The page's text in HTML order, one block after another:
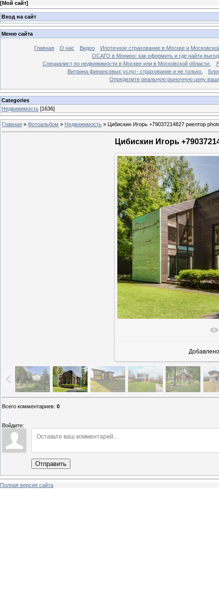
[Мой сайт]
Вход на сайт
Меню сайта
Главная О нас Видео
Ипотечное страхование в Москве и
ОСАГО в Монино: как оформить и где найти
Специалист по недвижимости в Москве или в Московской области.
Витрина финансовых услуг- страхование и не только.
Блог
Определите реальную рыночную цену
Categories
Недвижимость [1636]
Главная » Фотоальбом » Недвижимость » Цибискин Игорь +79037214827 риелтор
Цибискин Игорь
В
Добавлено
Всего комментариев: 0
Войдите:
Отправить
Полная версия сайта